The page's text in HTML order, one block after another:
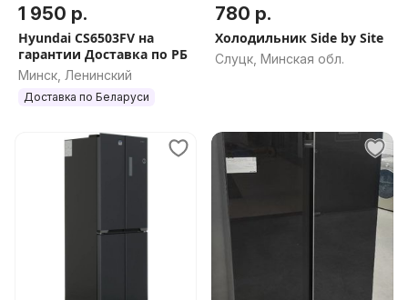
1 950 р.
Hyundai CS6503FV на
гарантии Доставка по РБ
Минск, Ленинский
Доставка по Беларуси
780 р.
Холодильник Side by Site
Слуцк, Минская обл.